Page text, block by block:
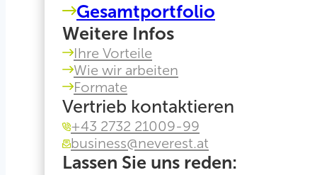
Gesamtportfolio
Weitere Infos
Ihre Vorteile
Wie wir arbeiten
Formate
Vertrieb kontaktieren
+43 2732 21009-99
business@neverest.at
Lassen Sie uns reden: